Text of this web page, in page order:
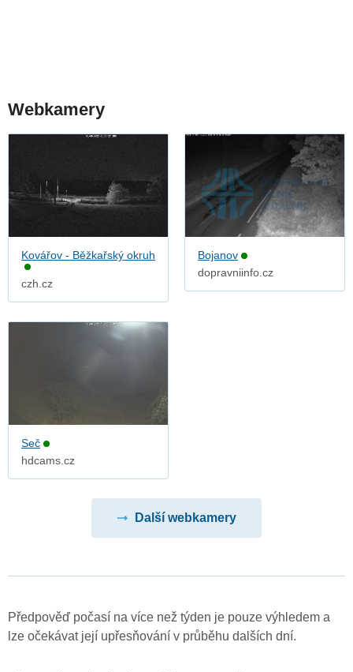
Webkamery
Kovářov - Běžkařský okruh
czh.cz
Bojanov
dopravniinfo.cz
Seč
hdcams.cz
Další webkamery
Předpověď počasí na více než týden je pouze výhledem a
lze očekávat její upřesňování v průběhu dalších dní.